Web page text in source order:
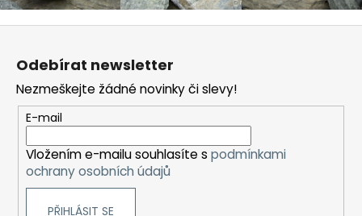
Odebírat newsletter
Nezmeškejte žádné novinky či slevy!
E-mail
Vložením e-mailu souhlasíte s podmínkami
ochrany osobních údajů
PŘIHLÁSIT SE